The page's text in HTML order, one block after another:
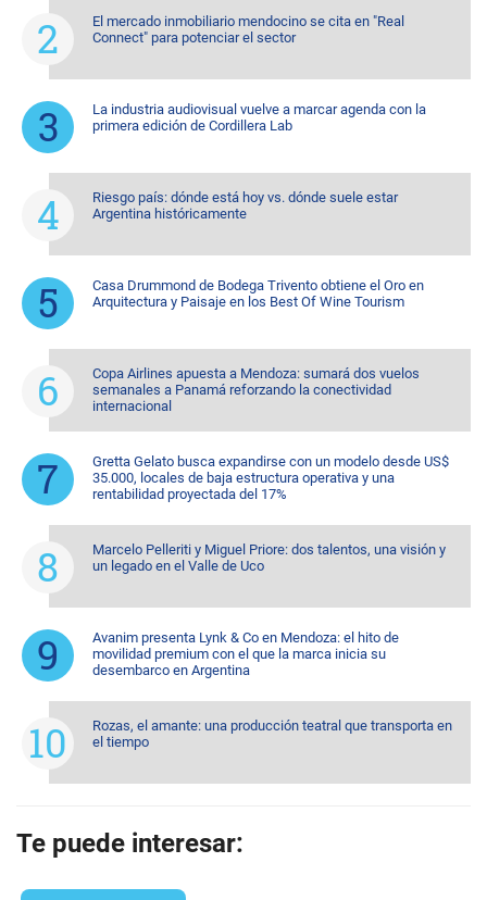
El mercado inmobiliario mendocino se cita en "Real
Connect" para potenciar el sector
La industria audiovisual vuelve a marcar agenda con la
primera edición de Cordillera Lab
Riesgo país: dónde está hoy vs. dónde suele estar
Argentina históricamente
Casa Drummond de Bodega Trivento obtiene el Oro en
Arquitectura y Paisaje en los Best Of Wine Tourism
Copa Airlines apuesta a Mendoza: sumará dos vuelos
semanales a Panamá reforzando la conectividad
internacional
Gretta Gelato busca expandirse con un modelo desde US$
35.000, locales de baja estructura operativa y una
rentabilidad proyectada del 17%
Marcelo Pelleriti y Miguel Priore: dos talentos, una visión y
un legado en el Valle de Uco
Avanim presenta Lynk & Co en Mendoza: el hito de
movilidad premium con el que la marca inicia su
desembarco en Argentina
Rozas, el amante: una producción teatral que transporta en
el tiempo
Te puede interesar: